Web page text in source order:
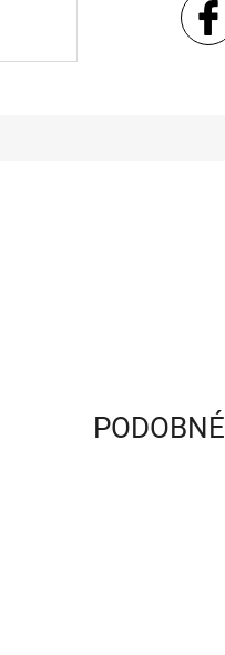
PODOBNÉ